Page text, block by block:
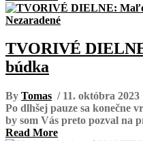
Nezaradené
TVORIVÉ
búdka
By Tomas / 11. októbra 2023
Po dlhšej pauze sa konečne
by som Vás preto pozval na
Read More